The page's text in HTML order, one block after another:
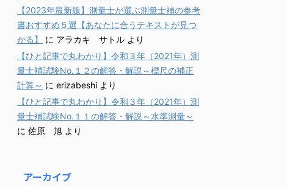
【2023年最新版】測量士が選ぶ測量士補の参考
書おすすめ５選【あなたに合うテキストが見つ
かる】
に アラカキ サトル より
【ひと記事で丸わかり】令和３年（2021年）測
量士補試験No.１２の解答・解説～標尺の補正
計算～ に erizabeshi より
【ひと記事で丸わかり】令和３年（2021年）測
量士補試験No.１１の解答・解説～水準測量～
に 佐原 旭 より
アーカイブ